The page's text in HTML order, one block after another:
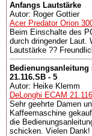
Anfangs Lautstärke
Autor: Roger Gottier
Acer Predator Orion
Beim Einschalte des
durch dringender Laut.
Lautstärke ??
Bedienungsanleitung
21.116.SB - 5
Autor: Heike Klemm
DeLonghi ECAM
Sehr geehrte Damen
Kaffeemaschine
die
schicken. Vielen Dank!